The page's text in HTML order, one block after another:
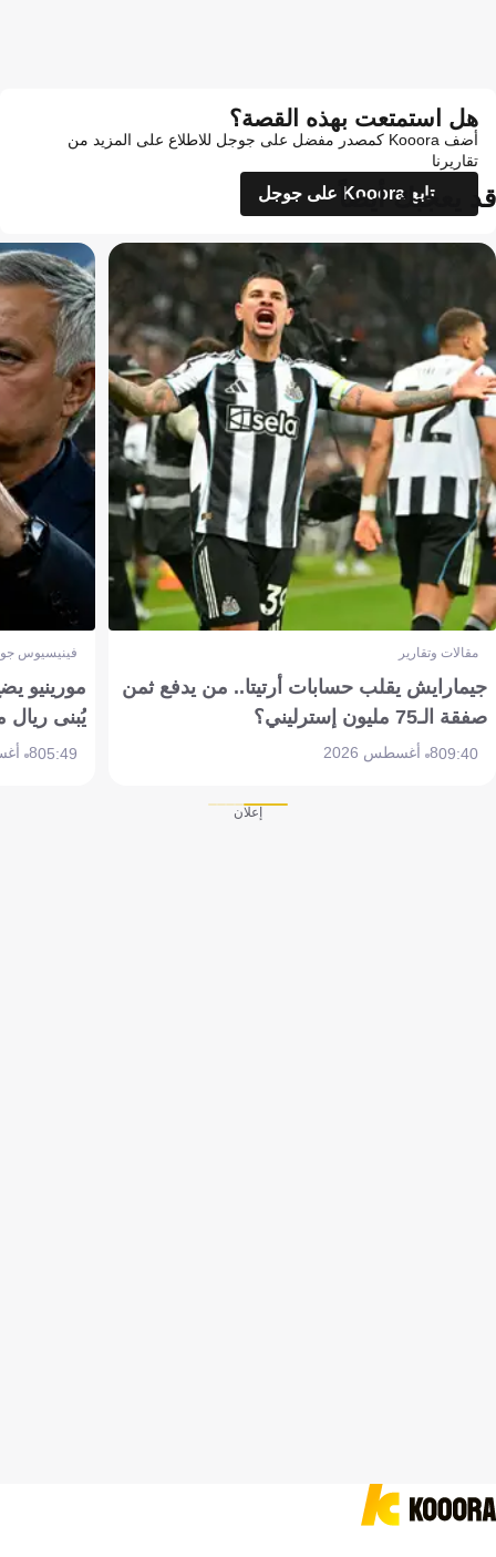
هل استمتعت بهذه القصة؟
أضف Kooora كمصدر مفضل على جوجل للاطلاع على المزيد من
تقاريرنا
تابع Kooora على جوجل
قد يعجبك أيضاً
مقالات وتقارير
جيمارايش يقلب حسابات أرتيتا.. من يدفع ثمن
صفقة الـ75 مليون إسترليني؟
09:408 أغسطس 2026
فينيسيوس
مورينيو
يُبنى ريال
05:498 أغسطس 2026
إعلان